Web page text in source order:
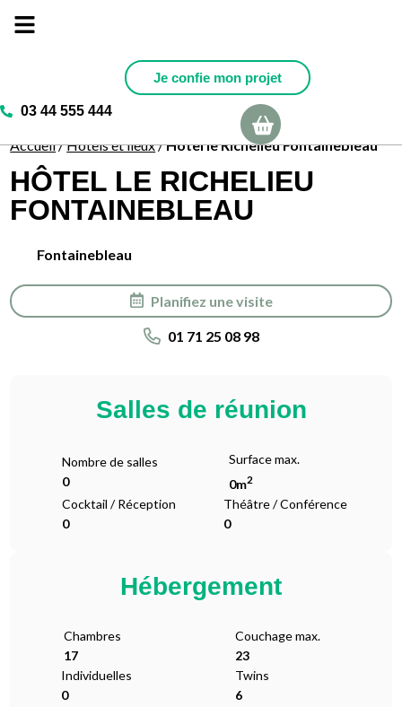
Je confie mon projet
03 44 555 444
Accueil/Hotels et lieux/Hôtel le Richelieu Fontainebleau
HÔTEL LE RICHELIEU
FONTAINEBLEAU
Fontainebleau
Planifiez une visite
01 71 25 08 98
Salles de réunion
Nombre de salles
0
Surface max.
0m2
Cocktail / Réception
0
Théâtre / Conférence
0
Hébergement
Chambres
17
Couchage max.
23
Individuelles
0
Twins
6